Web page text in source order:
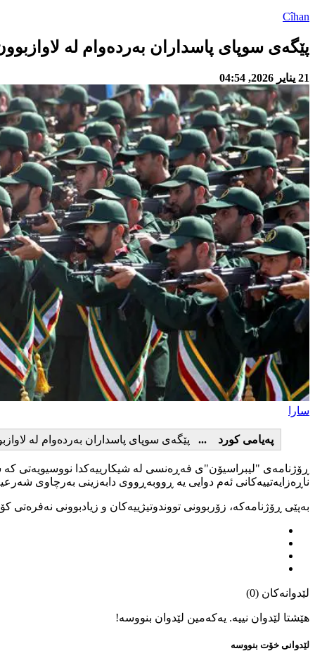
Cîhan
پێگەی سوپای پاسداران بەردەوام لە
21 يناير 2026, 04:54
سارا
پەیامی کورد ... پێگەی سوپای پاسداران بەردەوام لە
ڕۆژنامەی "لیبراسیۆن"ی فەڕەنسی لە شیکارییەکدا
ناڕەزایەتییەکانی ئەم دوایی یە ڕووبەڕووی دابەزینی بەرچاوی
بەپێی ڕۆژنامەکە، زۆربوونی تووندوتیژییەكان و زیادبوونی نەفرەتی
لێدوانەکان (0)
هێشتا لێدوان نییە. یەکەمین لێدوان بنووسە!
لێدوانی خۆت بنووسە